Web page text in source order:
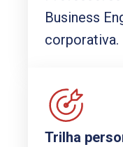
Business
corporativa.
Trilha